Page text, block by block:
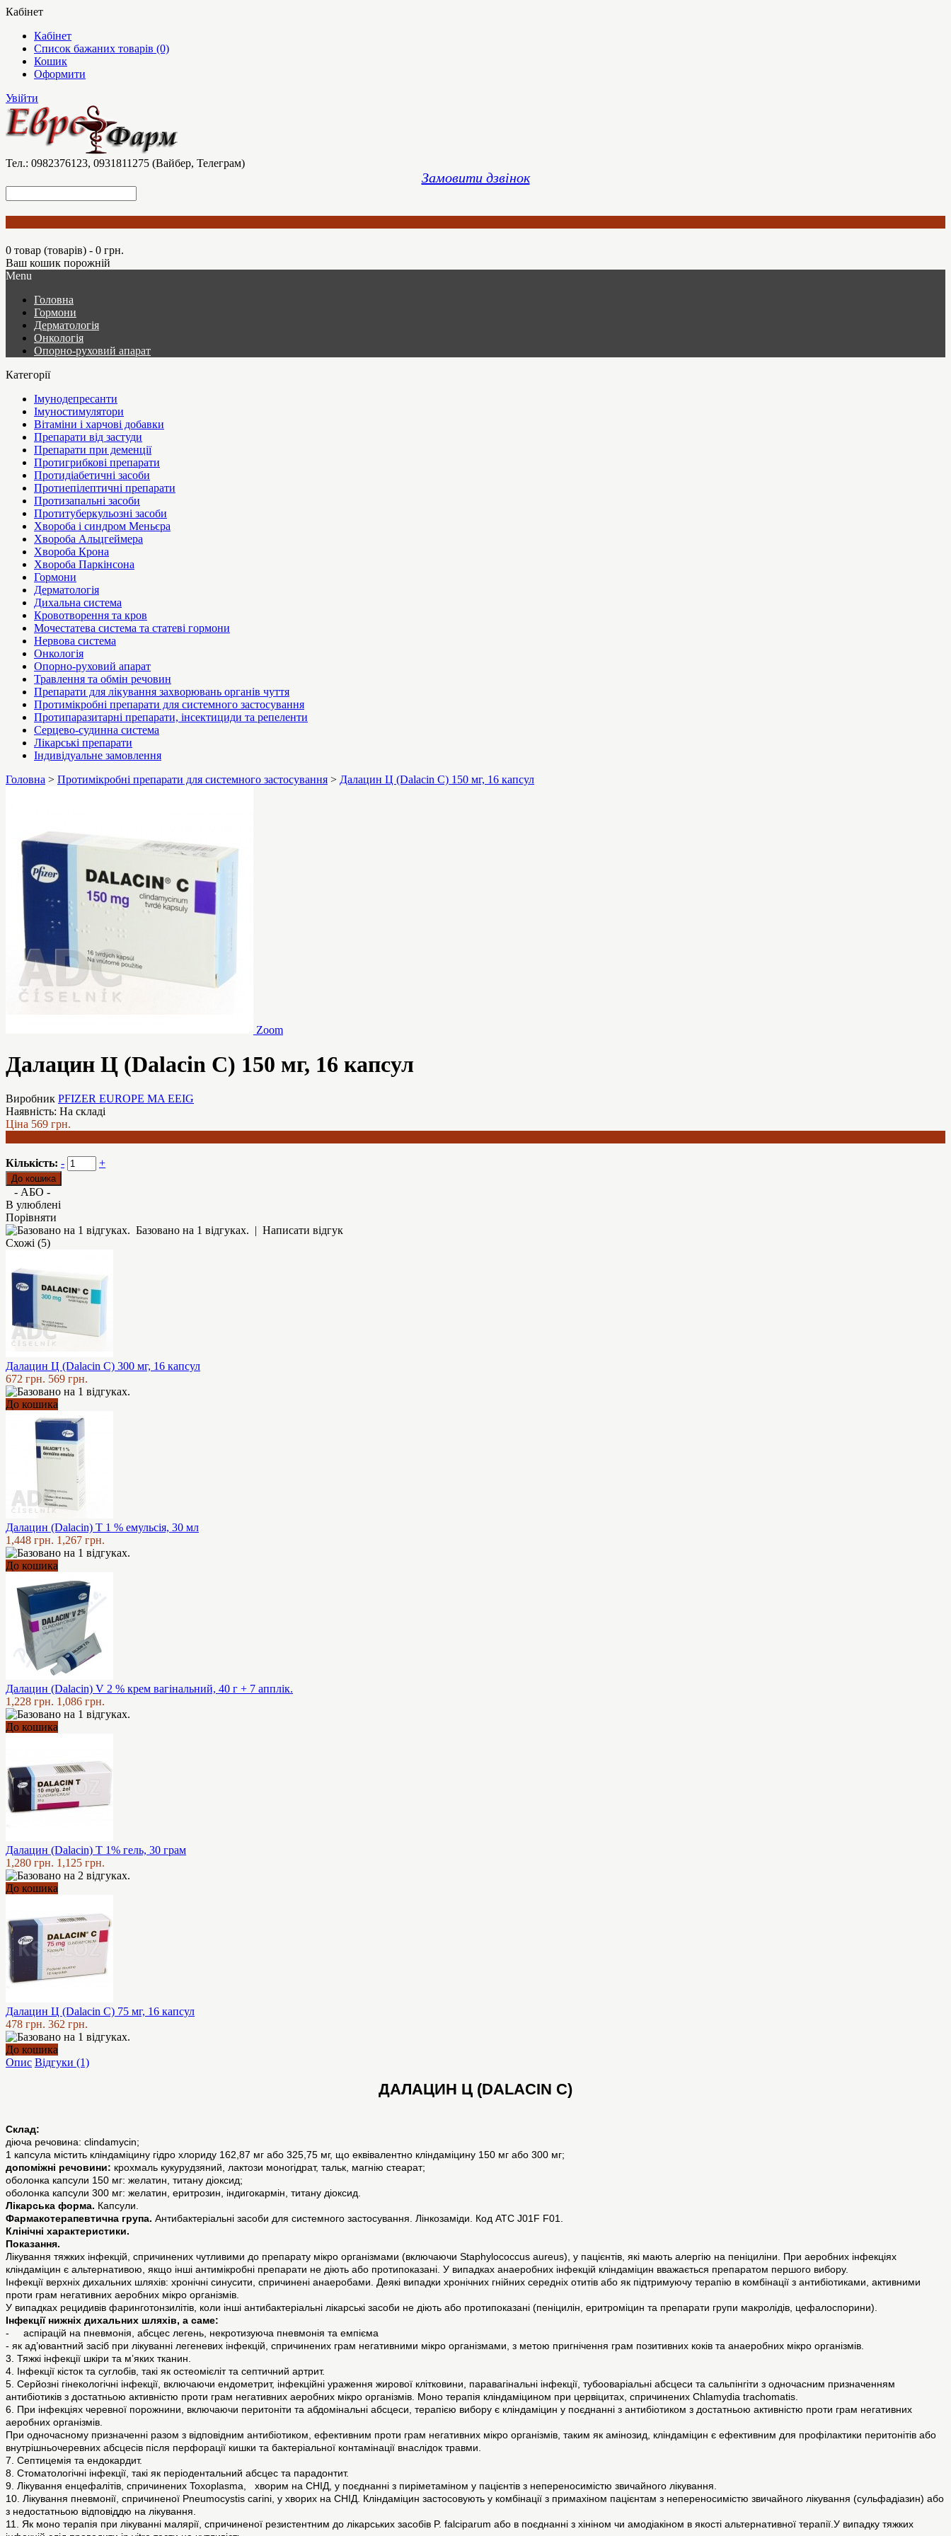
Кабінет
Кабінет
Список бажаних товарів (0)
Кошик
Оформити
Увійти
Тел.: 0982376123, 0931811275 (Вайбер, Телеграм)
Замовити дзвінок
0 товар (товарів) - 0 грн.
Ваш кошик порожній
Menu
Головна
Гормони
Дерматологія
Онкологія
Опорно-руховий апарат
Категорії
Імунодепресанти
Імуностимулятори
Вітаміни і харчові добавки
Препарати від застуди
Препарати при деменції
Протигрибкові препарати
Протидіабетичні засоби
Протиепілептичні препарати
Протизапальні засоби
Протитуберкульозні засоби
Хвороба і синдром Меньєра
Хвороба Альцгеймера
Хвороба Крона
Хвороба Паркінсона
Гормони
Дерматологія
Дихальна система
Кровотворення та кров
Мочестатева система та статеві гормони
Нервова система
Онкологія
Опорно-руховий апарат
Травлення та обмін речовин
Препарати для лікування захворювань органів чуття
Протимікробні препарати для системного застосування
Протипаразитарні препарати, інсектициди та репеленти
Серцево-судинна система
Лікарські препарати
Індивідуальне замовлення
Головна > Протимікробні препарати для системного застосування > Далацин Ц (Dalacin C) 150 мг, 16 капсул
Zoom
Далацин Ц (Dalacin C) 150 мг, 16 капсул
Виробник PFIZER EUROPE MA EEIG
Наявність: На складі
Ціна 569 грн.
Кількість: - +
- АБО -
В улюблені
Порівняти
Базовано на 1 відгуках. | Написати відгук
Схожі (5)
Далацин Ц (Dalacin C) 300 мг, 16 капсул
672 грн. 569 грн.
До кошика
Далацин (Dalacin) Т 1 % емульсія, 30 мл
1,448 грн. 1,267 грн.
До кошика
Далацин (Dalacin) V 2 % крем вагінальний, 40 г + 7 апплік.
1,228 грн. 1,086 грн.
До кошика
Далацин (Dalacin) Т 1% гель, 30 грам
1,280 грн. 1,125 грн.
До кошика
Далацин Ц (Dalacin C) 75 мг, 16 капсул
478 грн. 362 грн.
До кошика
Опис Відгуки (1)
ДАЛАЦИН Ц (DALACIN C)
Склад:
діюча речовина: clindamycin;
1 капсула містить кліндаміцину гідро хлориду 162,87 мг або 325,75 мг, що еквівалентно кліндаміцину 150 мг або 300 мг;
допоміжні речовини: крохмаль кукурудзяний, лактози моногідрат, тальк, магнію стеарат;
оболонка капсули 150 мг: желатин, титану діоксид;
оболонка капсули 300 мг: желатин, еритрозин, індигокармін, титану діоксид.
Лікарська форма. Капсули.
Фармакотерапевтична група. Антибактеріальні засоби для системного застосування. Лінкозаміди. Код АТС J01F F01.
Клінічні характеристики.
Показання.
Лікування тяжких інфекцій, спричинених чутливими до препарату мікро організмами (включаючи Staphylococcus aureus), у пацієнтів, які мають алергію на пеніциліни. При аеробних інфекціях
кліндаміцин є альтернативою, якщо інші антимікробні препарати не діють або протипоказані. У випадках анаеробних інфекцій кліндаміцин вважається препаратом першого вибору.
Інфекції верхніх дихальних шляхів: хронічні синусити, спричинені анаеробами. Деякі випадки хронічних гнійних середніх отитів або як підтримуючу терапію в комбінації з антибіотиками, активними
проти грам негативних аеробних мікро організмів.
У випадках рецидивів фаринготонзилітів, коли інші антибактеріальні лікарські засоби не діють або протипоказані (пеніцилін, еритроміцин та препарати групи макролідів, цефалоспорини).
Інфекції нижніх дихальних шляхів, а саме:
- аспірацій на пневмонія, абсцес легень, некротизуюча пневмонія та емпієма
- як ад’ювантний засіб при лікуванні легеневих інфекцій, спричинених грам негативними мікро організмами, з метою пригнічення грам позитивних коків та анаеробних мікро організмів.
3. Тяжкі інфекції шкіри та м’яких тканин.
4. Інфекції кісток та суглобів, такі як остеомієліт та септичний артрит.
5. Серйозні гінекологічні інфекції, включаючи ендометрит, інфекційні ураження жирової клітковини, паравагінальні інфекції, тубооваріальні абсцеси та сальпінгіти з одночасним призначенням
антибіотиків з достатньою активністю проти грам негативних аеробних мікро організмів. Моно терапія кліндаміцином при цервіцитах, спричинених Chlamydia trachomatis.
6. При інфекціях черевної порожнини, включаючи перитоніти та абдомінальні абсцеси, терапією вибору є кліндаміцин у поєднанні з антибіотиком з достатньою активністю проти грам негативних
аеробних організмів.
При одночасному призначенні разом з відповідним антибіотиком, ефективним проти грам негативних мікро організмів, таким як амінозид, кліндаміцин є ефективним для профілактики перитонітів або
внутрішньочеревних абсцесів після перфорації кишки та бактеріальної контамінації внаслідок травми.
7. Септицемія та ендокардит.
8. Стоматологічні інфекції, такі як періодентальний абсцес та парадонтит.
9. Лікування енцефалітів, спричинених Toxoplasma, хворим на СНІД, у поєднанні з пиріметаміном у пацієнтів з непереносимістю звичайного лікування.
10. Лікування пневмонії, спричиненої Pneumocystis carini, у хворих на СНІД. Кліндаміцин застосовують у комбінації з примахіном пацієнтам з непереносимістю звичайного лікування (сульфадіазин) або
з недостатньою відповіддю на лікування.
11. Як моно терапія при лікуванні малярії, спричиненої резистентним до лікарських засобів P. falciparum або в поєднанні з хініном чи амодіакіном в якості альтернативної терапії.У випадку тяжких